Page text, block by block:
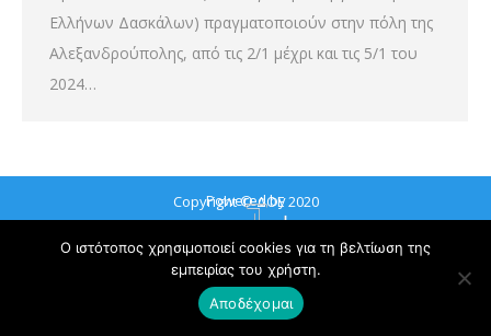
Ελλήνων Δασκάλων) πραγματοποιούν στην πόλη της
Αλεξανδρούπολης, από τις 2/1 μέχρι και τις 5/1 του
2024…
Copyright © ΔΟΕ 2020
Powered by
Ο ιστότοπος χρησιμοποιεί cookies για τη βελτίωση της
εμπειρίας του χρήστη.
Αποδέχομαι